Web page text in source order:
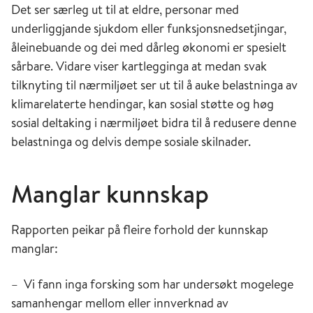
Det ser særleg ut til at eldre, personar med
underliggjande sjukdom eller funksjonsnedsetjingar,
åleinebuande og dei med dårleg økonomi er spesielt
sårbare. Vidare viser kartlegginga at medan svak
tilknyting til nærmiljøet ser ut til å auke belastninga av
klimarelaterte hendingar, kan sosial støtte og høg
sosial deltaking i nærmiljøet bidra til å redusere denne
belastninga og delvis dempe sosiale skilnader.
Manglar kunnskap
Rapporten peikar på fleire forhold der kunnskap
manglar:
– Vi fann inga forsking som har undersøkt mogelege
samanhengar mellom eller innverknad av